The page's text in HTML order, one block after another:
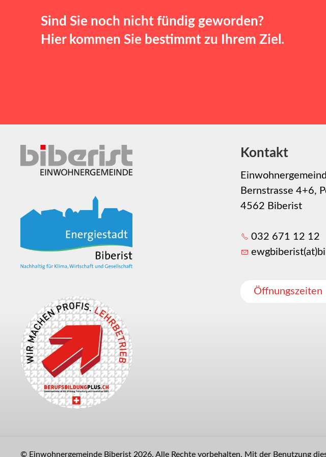
Sind Sie noch nicht fündig geworden?
Hier kommen Sie bestimmt zu Ihrem Ziel.
Kontakt
Bernstrasse 4+6,
4562 Biberist
032 671 12 12
Öffnungszeiten
© Einwohnergemeinde Biberist 2026. Alle Rechte vorbehalten. Mit der Benutzung